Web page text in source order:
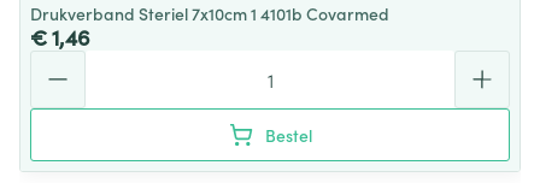
Drukverband Steriel 7x10cm 1 4101b Covarmed
€ 1,46
Bestel